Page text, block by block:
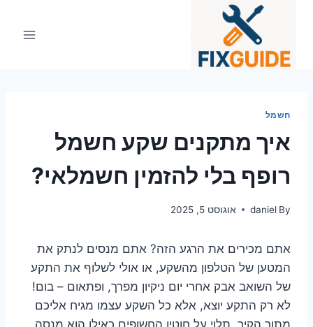
חשמל
איך מתקנים שקע חשמל
רופף בלי להזמין חשמלאי?
By
daniel אוגוסט 5, 2025
אתם מכירים את הרגע הזה? אתם מנסים לנתק את
המטען של הטלפון מהשקע, או אולי לשלוף את התקע
של השואב אבק אחרי יום ניקיון מפרך, ופתאום – בום!
לא רק התקע יוצא, אלא כל השקע עצמו מגיח אליכם
מתוך הקיר, תלוי על חוטיו החשופים כאילו הוא מנסה